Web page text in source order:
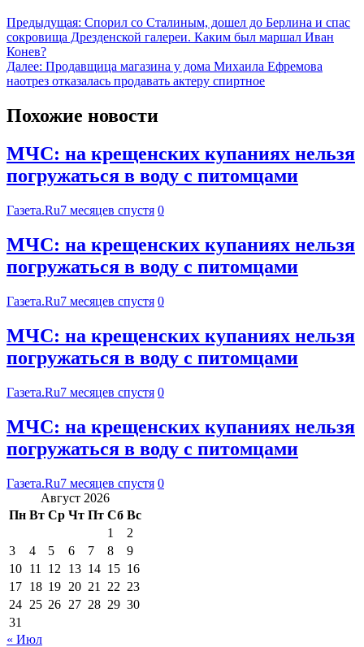
Предыдущая: Спорил со Сталиным, дошел до Берлина и спас
сокровища Дрезденской галереи. Каким был маршал Иван
Конев?
Далее: Продавщица магазина у дома Михаила Ефремова
наотрез отказалась продавать актеру спиртное
Похожие новости
МЧС: на крещенских купаниях нельзя
погружаться в воду с питомцами
Газета.Ru7 месяцев спустя 0
МЧС: на крещенских купаниях нельзя
погружаться в воду с питомцами
Газета.Ru7 месяцев спустя 0
МЧС: на крещенских купаниях нельзя
погружаться в воду с питомцами
Газета.Ru7 месяцев спустя 0
МЧС: на крещенских купаниях нельзя
погружаться в воду с питомцами
Газета.Ru7 месяцев спустя 0
Август 2026
Пн Вт Ср Чт Пт Сб Вс
1
2
3
4 5 6 7 8
9
10 11 12 13 14 15 16
17 18 19 20 21 22 23
24 25 26 27 28 29 30
31
« Июл